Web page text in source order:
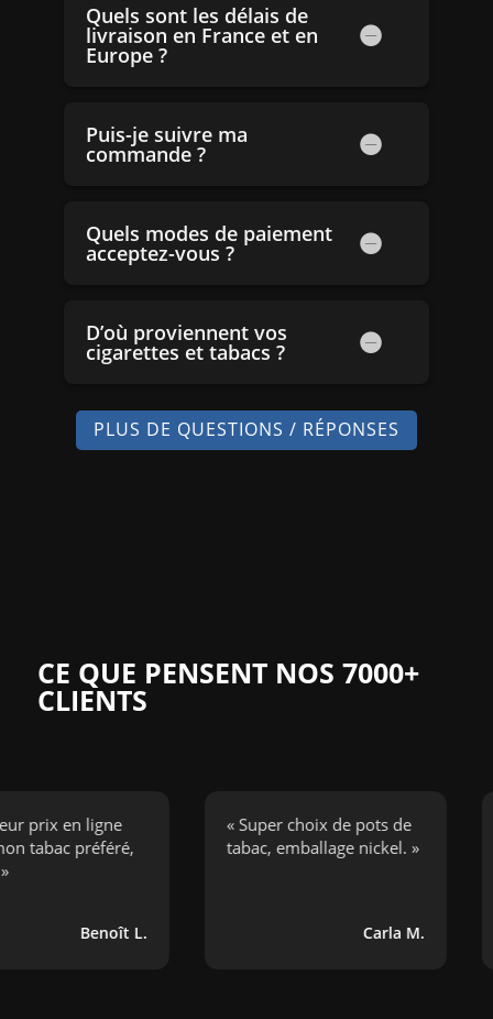
Quels sont les délais de
livraison en France et en
Europe ?
Puis-je suivre ma
commande ?
Quels modes de paiement
acceptez-vous ?
D’où proviennent vos
cigarettes et tabacs ?
PLUS DE QUESTIONS / RÉPONSES
CE QUE PENSENT NOS 7000+
CLIENTS
en ligne
préféré,
Benoît L.
« Super choix de pots de
tabac, emballage nickel. »
Carla M.